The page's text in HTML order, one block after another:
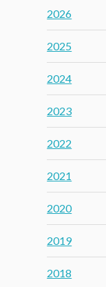
2026
2025
2024
2023
2022
2021
2020
2019
2018